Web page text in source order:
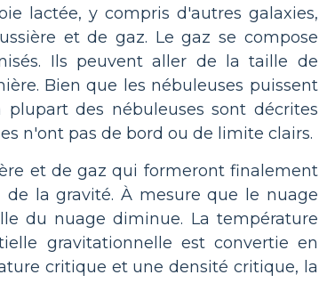
lactée, y compris d'autres galaxies,
et de gaz. Le gaz se compose
Ils peuvent aller de la taille de
Bien que les nébuleuses puissent
des nébuleuses sont décrites
n'ont pas de bord ou de limite clairs.
et de gaz qui formeront finalement
de la gravité. À mesure que le nuage
du nuage diminue. La température
gravitationnelle est convertie en
critique et une densité critique, la